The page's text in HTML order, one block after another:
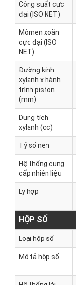
Công suất cực
đại (ISO NET)
Mômen xoắn
cực đại (ISO
NET)
Đường kính
xylanh x hành
trình piston
(mm)
Dung tích
xylanh (cc)
Tỷ số nén
Hệ thống cung
cấp nhiên liệu
Ly hợp
HỘP SỐ
Loại hộp số
Mô tả hộp số